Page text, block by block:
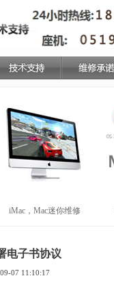
iMac，Mac迷你维修
电子书协议
07 11:10:17